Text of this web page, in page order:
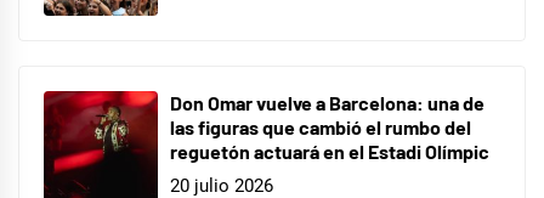
Don Omar vuelve a Barcelona: una de
las figuras que cambió el rumbo del
reguetón actuará en el Estadi Olímpic
20 julio 2026